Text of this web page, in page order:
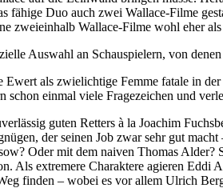
fähige Duo auch zwei Wallace-Filme
zweieinhalb Wallace-Filme wohl eher
Auswahl an Schauspielern, von
Ewert als zwielichtige Femme fatale in
schon einmal viele Fragezeichen und
guten Retters à la Joachim
der seinen Job zwar sehr gut
Oder mit dem naiven Thomas
Als extremere Charaktere agieren
finden – wobei es vor allem Ulrich